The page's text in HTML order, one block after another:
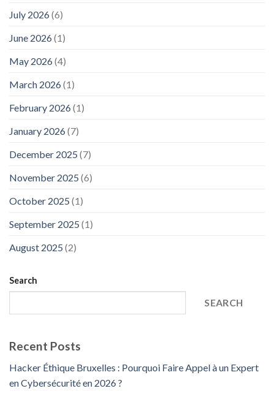
July 2026(6)
June 2026(1)
May 2026(4)
March 2026(1)
February 2026(1)
January 2026(7)
December 2025 (7)
November 2025 (6)
October 2025 (1)
September 2025 (1)
August 2025 (2)
Search
SEARCH
Recent Posts
Hacker Éthique Bruxelles : Pourquoi Faire Appel à un Expert
en Cybersécurité en 2026 ?